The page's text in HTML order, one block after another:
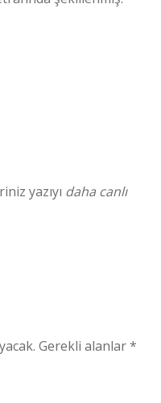
yazıyı daha canlı
Gerekli alanlar*